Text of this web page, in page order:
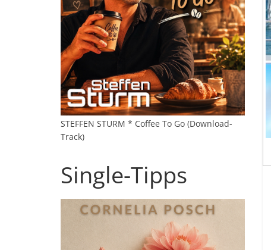
STEFFEN STURM * Coffee To Go (Download-
Track)
Single-Tipps